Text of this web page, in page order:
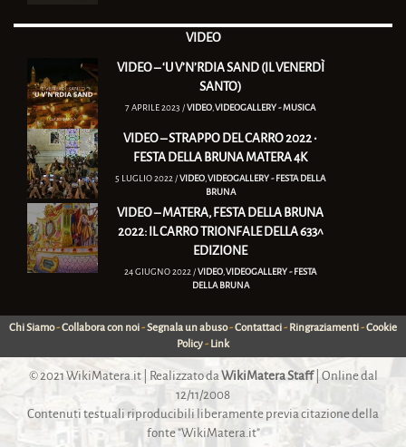
VIDEO
VIDEO – ‘U V’N’RDIA SAND (IL VENERDÌ
SANTO)
7 APRILE 2023 /VIDEO ,VIDEOGALLERY - MUSICA
VIDEO – STRAPPO DEL CARRO 2022 •
FESTA DELLA BRUNA MATERA 4K
5 LUGLIO 2022 /VIDEO ,VIDEOGALLERY - FESTA DELLA
BRUNA
VIDEO – MATERA, FESTA DELLA BRUNA
2022: IL CARRO TRIONFALE DELLA 633^
EDIZIONE
24 GIUGNO 2022 /VIDEO ,VIDEOGALLERY - FESTA
DELLA BRUNA
Chi Siamo-Collabora con noi-Segnala un abuso-Contattaci- Ringraziamenti-Cookie
Policy- Link
© 2021 WikiMatera.it| Realizzato da WikiMatera Staff| Online dal
12/11/2008
Contenuti testuali riproducibili liberamente previa citazione della
fonte "WikiMatera.it"